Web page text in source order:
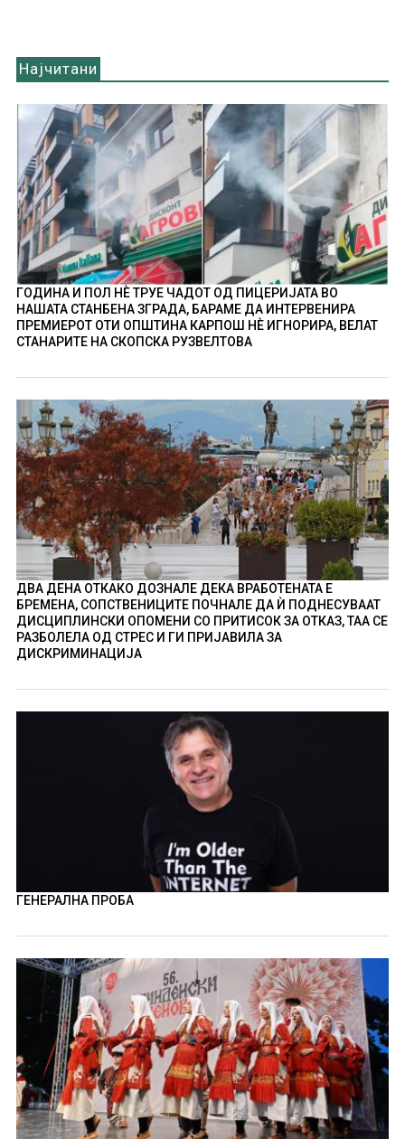
Најчитани
ГОДИНА И ПОЛ НÈ ТРУЕ ЧАДОТ ОД ПИЦЕРИЈАТА ВО
НАШАТА СТАНБЕНА ЗГРАДА, БАРАМЕ ДА ИНТЕРВЕНИРА
ПРЕМИЕРОТ ОТИ ОПШТИНА КАРПОШ НÈ ИГНОРИРА, ВЕЛАТ
СТАНАРИТЕ НА СКОПСКА РУЗВЕЛТОВА
ДВА ДЕНА ОТКАКО ДОЗНАЛЕ ДЕКА ВРАБОТЕНАТА Е
БРЕМЕНА, СОПСТВЕНИЦИТЕ ПОЧНАЛЕ ДА Ѝ ПОДНЕСУВААТ
ДИСЦИПЛИНСКИ ОПОМЕНИ СО ПРИТИСОК ЗА ОТКАЗ, ТАА СЕ
РАЗБОЛЕЛА ОД СТРЕС И ГИ ПРИЈАВИЛА ЗА
ДИСКРИМИНАЦИЈА
ГЕНЕРАЛНА ПРОБА